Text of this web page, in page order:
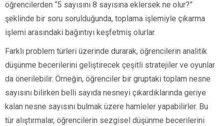
öğrencilerden “5 sayısını 8 sayısına eklersek ne olur?”
şeklinde bir soru sorulduğunda, toplama işlemiyle çıkarma
işlemi arasındaki bağıntıyı keşfetmiş olurlar.
Farklı problem türleri üzerinde durarak, öğrencilerin analitik
düşünme becerilerini geliştirecek çeşitli stratejiler ve oyunlar
da önerilebilir. Örneğin, öğrenciler bir gruptaki toplam nesne
sayısını bilirken belli sayıda nesneyi çıkardıklarında geriye
kalan nesne sayısını bulmak üzere hamleler yapabilirler. Bu
tür alıştırmalar, öğrencilerin sezgisel düşünme becerilerini